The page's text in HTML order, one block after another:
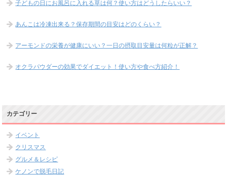
子どもの日にお風呂に入れる草は何？使い方はどうしたらいい？
あんこは冷凍出来る？保存期間の目安はどのくらい？
アーモンドの栄養が健康にいい？一日の摂取目安量は何粒が正解？
オクラパウダーの効果でダイエット！使い方や食べ方紹介！
カテゴリー
イベント
クリスマス
グルメ＆レシピ
ケノンで脱毛日記